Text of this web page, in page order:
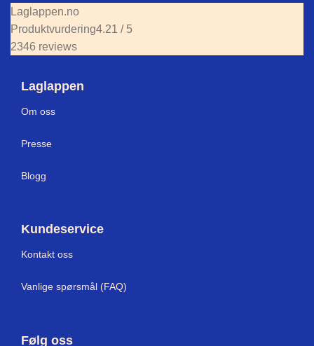
Laglappen.no
Produktvurdering4.21 / 5
2346 reviews
Laglappen
Om oss
Presse
Blogg
Kundeservice
Kontakt oss
Vanlige spørsmål (FAQ)
Følg oss